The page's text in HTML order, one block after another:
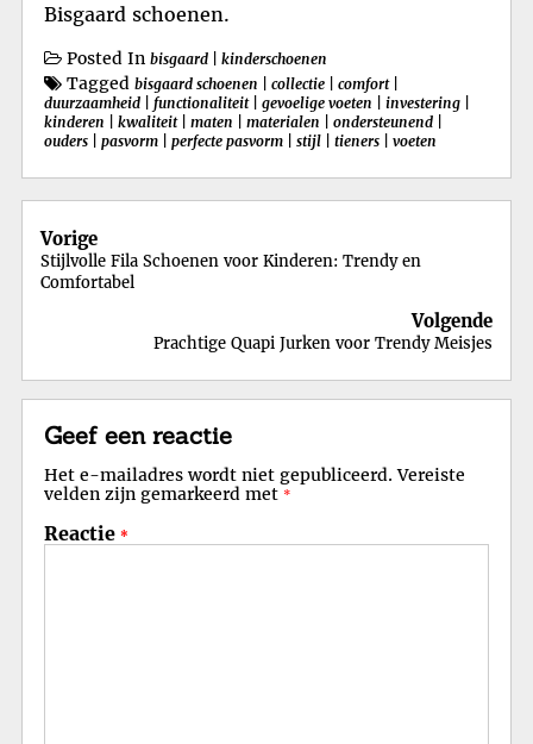
Bisgaard schoenen.
Posted In bisgaard kinderschoenen
Tagged bisgaard schoenen collectie comfort|
duurzaamheid
functionaliteit| gevoelige voeten investering
kinderen
kwaliteit| maten materialen ondersteunend
ouders
pasvorm perfecte pasvorm stijl tieners voeten
Berichtnavigatie
Vorige
Stijlvolle Fila Schoenen voor Kinderen: Trendy en
Comfortabel
Volgende
Prachtige Quapi Jurken voor Trendy Meisjes
Geef een reactie
Het e-mailadres wordt niet gepubliceerd. Vereiste
velden zijn gemarkeerd met *
Reactie *